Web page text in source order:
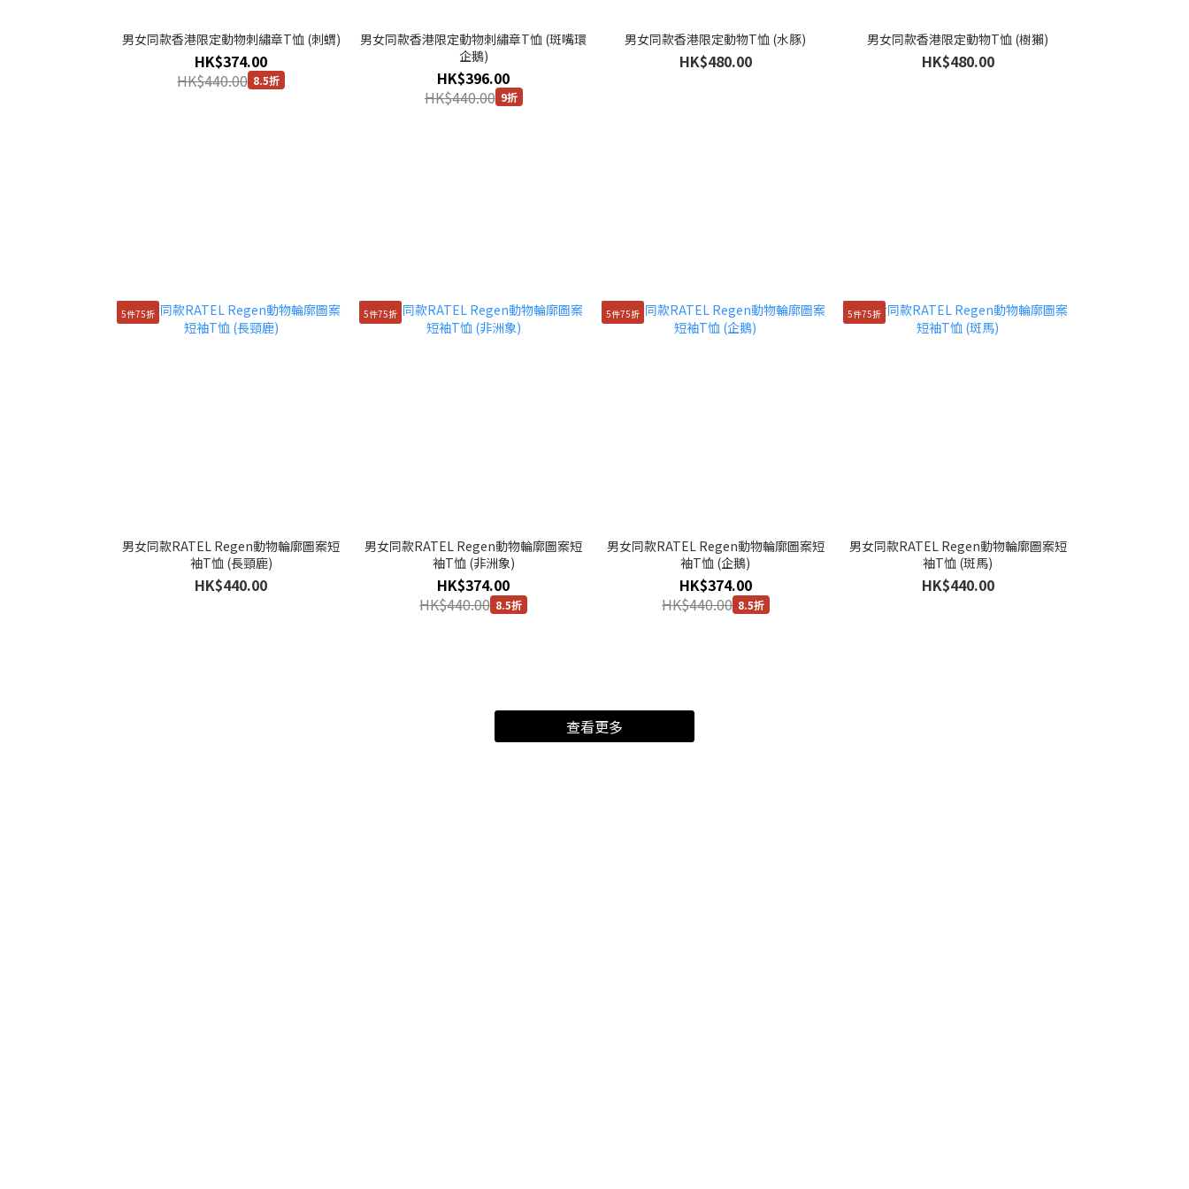
男女同款香港限定動物刺繡章T恤 (刺蝟)
HK$374.00
HK$440.00 8.5折
男女同款香港限定動物刺繡章T恤 (斑嘴環
企鵝)
HK$396.00
HK$440.00 9折
男女同款香港限定動物T恤 (水豚)
HK$480.00
男女同款香港限定動物T恤 (樹獺)
HK$480.00
5件75折
男女同款RATEL Regen動物輪廓圖案短
袖T恤 (長頸鹿)
HK$440.00
5件75折
男女同款RATEL Regen動物輪廓圖案短
袖T恤 (非洲象)
HK$374.00
HK$440.00 8.5折
5件75折
男女同款RATEL Regen動物輪廓圖案短
袖T恤 (企鵝)
HK$374.00
HK$440.00 8.5折
5件75折
男女同款RATEL Regen動物輪廓圖案短
袖T恤 (斑馬)
HK$440.00
查看更多